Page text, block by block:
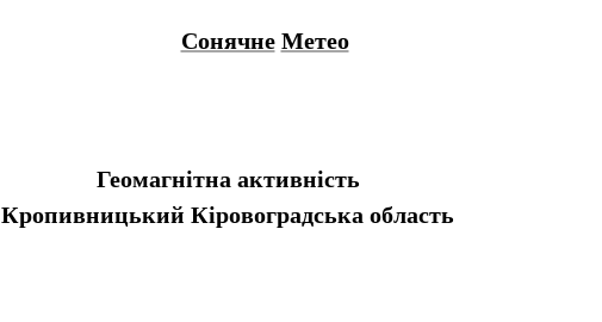
Сонячне Метео
Геомагнітна активність
Кропивницький Кіровоградська область